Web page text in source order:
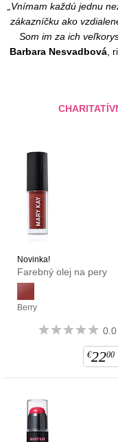
„Vnímam každú jednu
zákazníčku ako
Som im za ich
Barbara Nesvadbová,
Novinka!
Farebný olej na pery
Berry
0.0
€2200